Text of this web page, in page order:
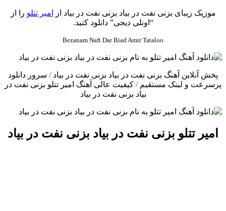
موزیک زیبای بزنی نفت در بیاد بزنی نفت در بیاد از امیر تتلو را از
“اونلی دیجی” دانلود کنید.
Bezanam Naft Dar Biad Amir Tataloo
پخش آنلاین آهنگ بزنی نفت در بیاد بزنی نفت در بیاد/ سرور دانلود
پرسرعت و لینک مستقیم/ کیفیت عالی آهنگ امیر تتلو بزنی نفت در
بیاد بزنی نفت در بیاد
امیر تتلو بزنی نفت در بیاد بزنی نفت در بیاد